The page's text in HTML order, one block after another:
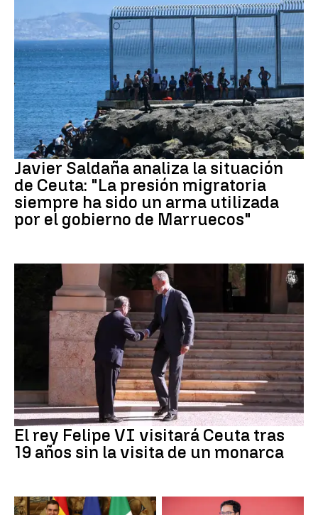
Crisis migratoria Ceuta
Javier Saldaña analiza la situación
de Ceuta: "La presión migratoria
siempre ha sido un arma utilizada
por el gobierno de Marruecos"
Crisis Migratoria
El rey Felipe VI visitará Ceuta tras
19 años sin la visita de un monarca